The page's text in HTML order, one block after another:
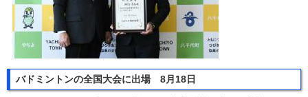
バドミントンの全国大会に出場 8月18日